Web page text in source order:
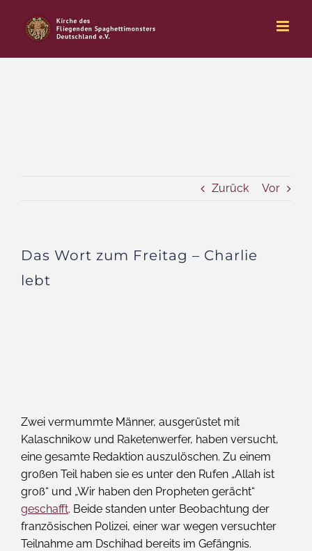
Inhalt
springen
Zurück Vor
Das Wort zum Freitag – Charlie
lebt
Zwei vermummte Männer, ausgerüstet mit
Kalaschnikow und Raketenwerfer, haben versucht,
eine gesamte Redaktion auszulöschen. Zu einem
großen Teil haben sie es unter den Rufen „Allah ist
groß“ und „Wir haben den Propheten gerächt“
geschafft. Beide standen unter Beobachtung der
französischen Polizei, einer war wegen versuchter
Teilnahme am Dschihad bereits im Gefängnis.